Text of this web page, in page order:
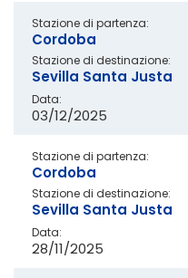
Stazione di partenza:
Cordoba
Stazione di destinazione:
Sevilla Santa Justa
Data:
03/12/2025
Stazione di partenza:
Cordoba
Stazione di destinazione:
Sevilla Santa Justa
Data:
28/11/2025